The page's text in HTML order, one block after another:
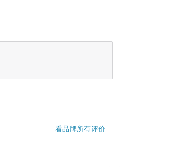
看品牌所有评价